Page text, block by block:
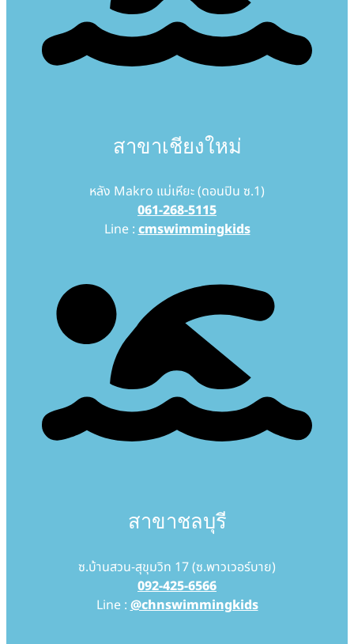
สาขาเชียงใหม่
หลัง Makro แม่เหียะ (ดอนปิน ซ.1)
061-268-5115
Line :cmswimmingkids
สาขาชลบุรี
ซ.บ้านสวน-สุขุมวิท 17 (ซ.พาวเวอร์บาย)
092-425-6566
Line : @chnswimmingkids